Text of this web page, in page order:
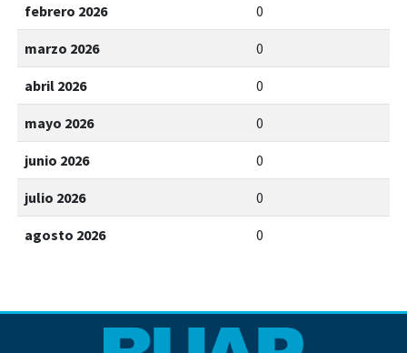
febrero 2026 0
marzo 2026 0
abril 2026 0
mayo 2026 0
junio 2026 0
julio 2026 0
agosto 2026 0